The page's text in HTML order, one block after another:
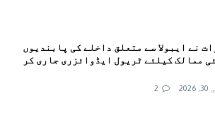
نے ایبولا سے متعلق داخلے کی پابندیوں
ممالک کیلئے ٹریول ایڈوائزری جاری کر
2